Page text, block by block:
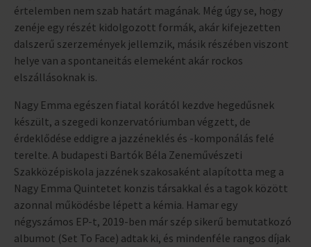
értelemben nem szab határt magának. Még úgy se, hogy
zenéje egy részét kidolgozott formák, akár kifejezetten
dalszerű szerzemények jellemzik, másik részében viszont
helye van a spontaneitás elemeként akár rockos
elszállásoknak is.
Nagy Emma egészen fiatal korától kezdve hegedűsnek
készült, a szegedi konzervatóriumban végzett, de
érdeklődése eddigre a jazzéneklés és -komponálás felé
terelte. A budapesti Bartók Béla Zeneművészeti
Szakközépiskola jazzének szakosaként alapította meg a
Nagy Emma Quintetet konzis társakkal és a tagok között
azonnal működésbe lépett a kémia. Hamar egy
négyszámos EP-t, 2019-ben már szép sikerű bemutatkozó
albumot (Set To Face) adtak ki, és mindenféle rangos díjak